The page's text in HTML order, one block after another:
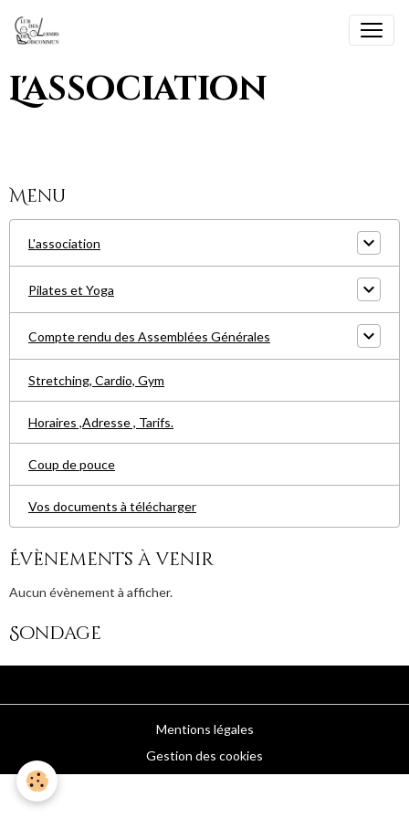
L'association
Menu
L'association
Pilates et Yoga
Compte rendu des Assemblées Générales
Stretching, Cardio, Gym
Horaires ,Adresse , Tarifs.
Coup de pouce
Vos documents à télécharger
Évènements à venir
Aucun évènement à afficher.
Sondage
Mentions légales
Gestion des cookies